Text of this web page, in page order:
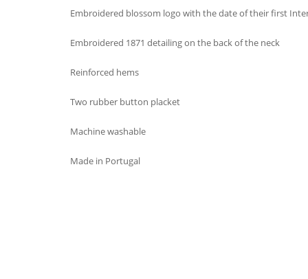
Embroidered blossom logo with the date of their first
Embroidered 1871 detailing on the back of the neck
Reinforced hems
Two rubber button placket
Machine washable
Made in Portugal